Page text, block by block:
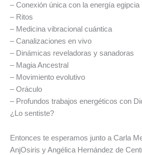
–Conexión única con la energía egipcia
– Ritos
– Medicina vibracional cuántica
–Canalizaciones en vivo
– Dinámicas reveladoras y sanadoras
– Magia Ancestral
– Movimiento evolutivo
–Oráculo
– Profundos trabajos energéticos con
¿Lo sentiste?
Entonces te esperamos junto a Carla
AnjOsiris y Angélica Hernández de